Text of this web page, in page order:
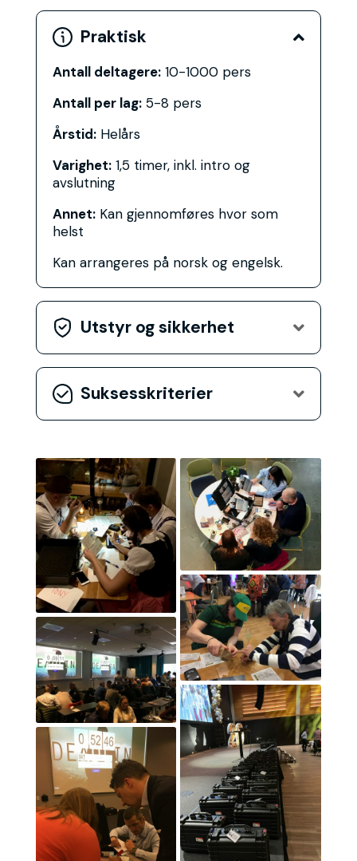
Praktisk

Antall deltagere:10-1000 pers
Antall per lag:5-8 pers
Årstid:Helårs
Varighet:1,5 timer, inkl. intro og
avslutning
Annet:Kan gjennomføres hvor som
helst
Kan arrangeres på norsk og engelsk.
Utstyr og sikkerhet 
Suksesskriterier 